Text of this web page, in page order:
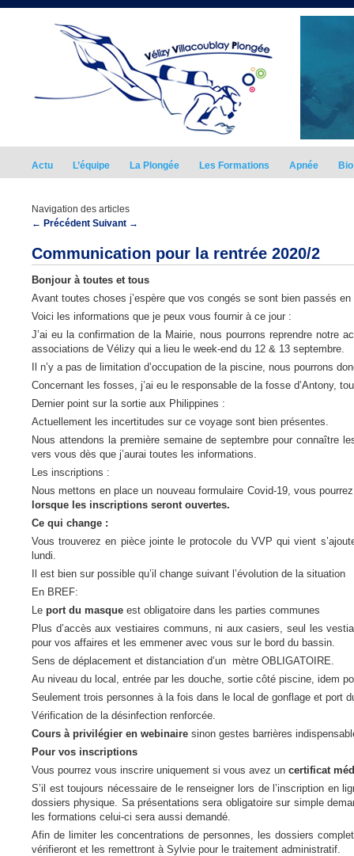
Actu L’équipe La Plongée Les Formations Apnée Bio
Navigation des articles
← Précédent Suivant →
Communication pour la rentrée 2020/2
Bonjour à toutes et tous
Avant toutes choses j’espère que vos congés se sont bien passés
Voici les informations que je peux vous fournir à ce jour :
J’ai eu la confirmation de la Mairie, nous pourrons reprendre notre
associations de Vélizy qui a lieu le week-end du 12 & 13 septembre.
Il n’y a pas de limitation d’occupation de la piscine, nous pourrons
Concernant les fosses, j’ai eu le responsable de la fosse d’Antony,
Dernier point sur la sortie aux Philippines :
Actuellement les incertitudes sur ce voyage sont bien présentes.
Nous attendons la première semaine de septembre pour connaître
vers vous dès que j’aurai toutes les informations.
Les inscriptions :
Nous mettons en place un nouveau formulaire Covid-19, vous
lorsque les inscriptions seront ouvertes.
Ce qui change :
Vous trouverez en pièce jointe le protocole du VVP qui vient
lundi.
Il est bien sur possible qu’il change suivant l’évolution de la situation
En BREF:
Le port du masque est obligatoire dans les parties communes
Plus d’accès aux vestiaires communs, ni aux casiers, seul les
pour vos affaires et les emmener avec vous sur le bord du bassin.
Sens de déplacement et distanciation d’un mètre OBLIGATOIRE.
Au niveau du local, entrée par les douche, sortie côté piscine, idem
Seulement trois personnes à la fois dans le local de gonflage et port
Vérification de la désinfection renforcée.
Cours à privilégier en webinaire sinon gestes barrières
Pour vos inscriptions
Vous pourrez vous inscrire uniquement si vous avez un certificat
S’il est toujours nécessaire de le renseigner lors de l’inscription en
dossiers physique. Sa présentations sera obligatoire sur simple
les formations celui-ci sera aussi demandé.
Afin de limiter les concentrations de personnes, les dossiers
vérifieront et les remettront à Sylvie pour le traitement administratif.